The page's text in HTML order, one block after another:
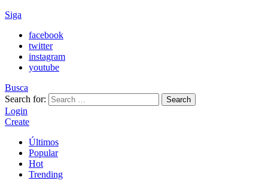
Siga
facebook
twitter
instagram
youtube
Busca
Search for:
Search
Login
Create
Últimos
Popular
Hot
Trending